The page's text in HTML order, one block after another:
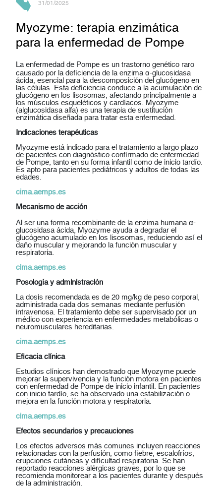
31/01/2025
Myozyme: terapia enzimática
para la enfermedad de Pompe
La enfermedad de Pompe es un trastorno genético raro
causado por la deficiencia de la enzima α-glucosidasa
ácida, esencial para la descomposición del glucógeno en
las células. Esta deficiencia conduce a la acumulación de
glucógeno en los lisosomas, afectando principalmente a
los músculos esqueléticos y cardíacos. Myozyme
(alglucosidasa alfa) es una terapia de sustitución
enzimática diseñada para tratar esta enfermedad.
Indicaciones terapéuticas
Myozyme está indicado para el tratamiento a largo plazo
de pacientes con diagnóstico confirmado de enfermedad
de Pompe, tanto en su forma infantil como de inicio tardío.
Es apto para pacientes pediátricos y adultos de todas las
edades.
cima.aemps.es
Mecanismo de acción
Al ser una forma recombinante de la enzima humana α-
glucosidasa ácida, Myozyme ayuda a degradar el
glucógeno acumulado en los lisosomas, reduciendo así el
daño muscular y mejorando la función muscular y
respiratoria.
cima.aemps.es
Posología y administración
La dosis recomendada es de 20 mg/kg de peso corporal ,
administrada cada dos semanas mediante perfusión
intravenosa. El tratamiento debe ser supervisado por un
médico con experiencia en enfermedades metabólicas o
neuromusculares hereditarias.
cima.aemps.es
Eficacia clínica
Estudios clínicos han demostrado que Myozyme puede
mejorar la supervivencia y la función motora en pacientes
con enfermedad de Pompe de inicio infantil. En pacientes
con inicio tardío, se ha observado una estabilización o
mejora en la función motora y respiratoria.
cima.aemps.es
Efectos secundarios y precauciones
Los efectos adversos más comunes incluyen reacciones
relacionadas con la perfusión, como fiebre, escalofríos,
erupciones cutáneas y dificultad respiratoria. Se han
reportado reacciones alérgicas graves, por lo que se
recomienda monitorear a los pacientes durante y después
de la administración.